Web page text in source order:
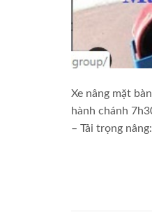
Xe nâng mặt
hành chánh
– Tải trọng